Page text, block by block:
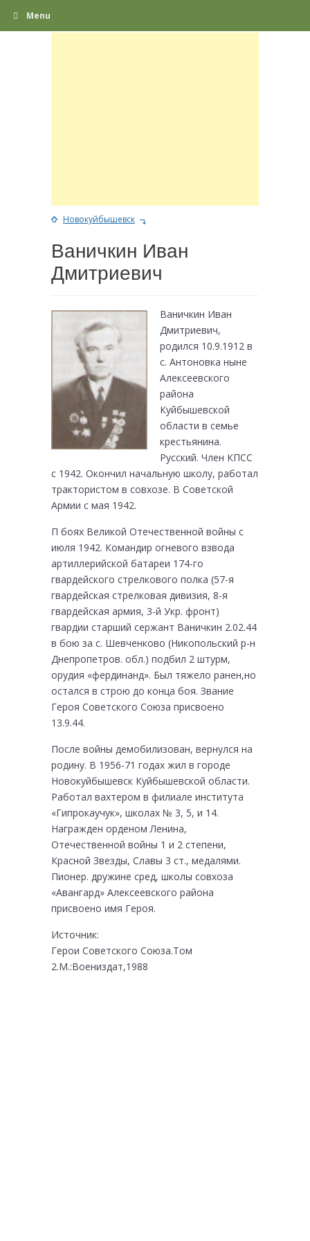
Menu
Новокуйбышевск
Ваничкин Иван
Дмитриевич
Ваничкин Иван
Дмитриевич,
родился 10.9.1912 в
с. Антоновка ныне
Алексеевского
района
Куйбышевской
области в семье
крестьянина.
Русский. Член КПСС
с 1942. Окончил начальную школу, работал
трактористом в совхозе. В Советской
Армии с мая 1942.
П боях Великой Отечественной войны с
июля 1942. Командир огневого взвода
артиллерийской батареи 174-го
гвардейского стрелкового полка (57-я
гвардейская стрелковая дивизия, 8-я
гвардейская армия, 3-й Укр. фронт)
гвардии старший сержант Ваничкин 2.02.44
в бою за с. Шевченково (Никопольский р-н
Днепропетров. обл.) подбил 2 штурм,
орудия «фердинанд». Был тяжело ранен,но
остался в строю до конца боя. Звание
Героя Советского Союза присвоено
13.9.44.
После войны демобилизован, вернулся на
родину. В 1956-71 годах жил в городе
Новокуйбышевск Куйбышевской области.
Работал вахтером в филиале института
«Гипрокаучук», школах № 3, 5, и 14.
Награжден орденом Ленина,
Отечественной войны 1 и 2 степени,
Красной Звезды, Славы 3 ст., медалями.
Пионер. дружине сред, школы совхоза
«Авангард» Алексеевского района
присвоено имя Героя.
Источник:
Герои Советского Союза.Том
2.М.:Воениздат,1988